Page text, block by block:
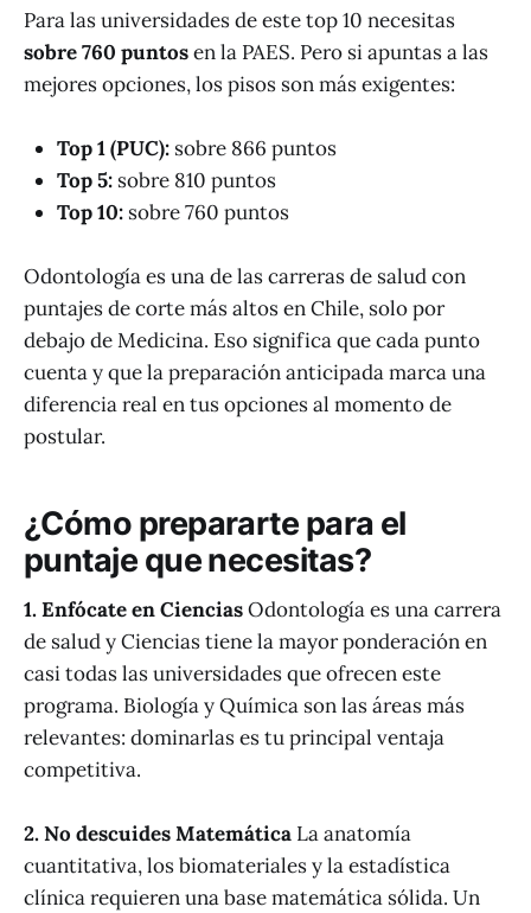
Para las universidades de este top 10 necesitas
sobre 760 puntosen la PAES. Pero si apuntas a las
mejores opciones, los pisos son más exigentes:
Top 1 (PUC): sobre 866 puntos
Top 5: sobre 810 puntos
Top 10: sobre 760 puntos
Odontología es una de las carreras de salud con
puntajes de corte más altos en Chile, solo por
debajo de Medicina. Eso significa que cada punto
cuenta y que la preparación anticipada marca una
diferencia real en tus opciones al momento de
postular.
¿Cómo prepararte para el
puntaje que necesitas?
1. Enfócate en CienciasOdontología es una carrera
de salud y Ciencias tiene la mayor ponderación en
casi todas las universidades que ofrecen este
programa. Biología y Química son las áreas más
relevantes: dominarlas es tu principal ventaja
competitiva.
2. No descuides Matemática La anatomía
cuantitativa, los biomateriales y la estadística
clínica requieren una base matemática sólida. Un